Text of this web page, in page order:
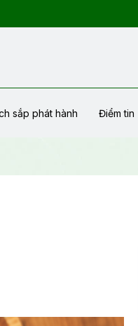
sắp phát hành Điểm tin